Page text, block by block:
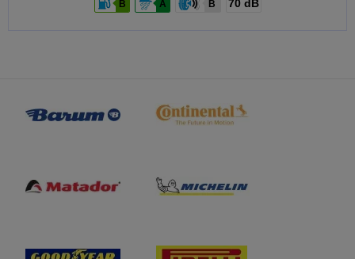
B A B 70 dB